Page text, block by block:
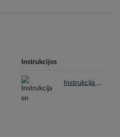
Instrukcijos
Instrukcija en.pdf